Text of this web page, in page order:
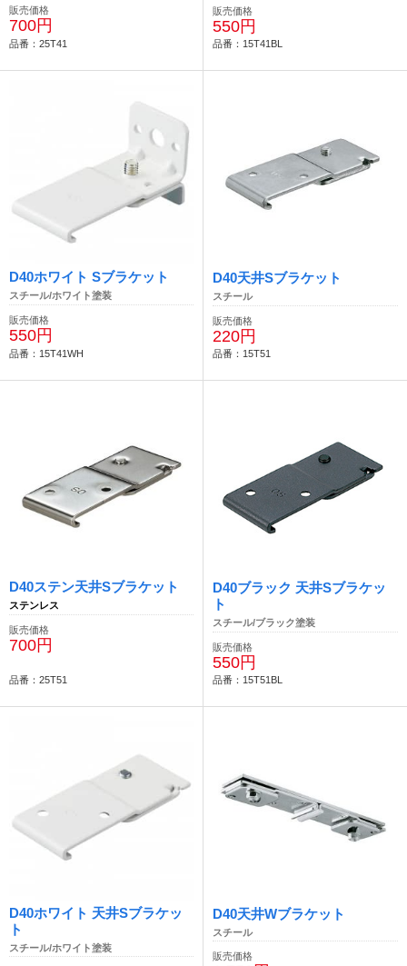
販売価格
700円
品番：25T41
販売価格
550円
品番：15T41BL
D40ホワイト Sブラケット
スチール/ホワイト塗装
販売価格
550円
品番：15T41WH
D40天井Sブラケット
スチール
販売価格
220円
品番：15T51
D40ステン天井Sブラケット
ステンレス
販売価格
700円
品番：25T51
D40ブラック 天井Sブラケッ
ト
スチール/ブラック塗装
販売価格
550円
品番：15T51BL
D40ホワイト 天井Sブラケッ
ト
スチール/ホワイト塗装
D40天井Wブラケット
スチール
販売価格